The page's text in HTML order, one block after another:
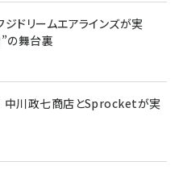
ドリームエアラインズが実
の舞台裏
中川政七商店とSprocketが実